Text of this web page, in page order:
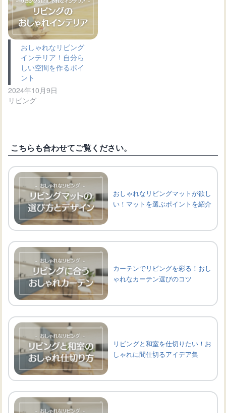
おしゃれなリビング
インテリア！自分ら
しい空間を作るポイ
ント
2024年10月9日
リビング
こちらも合わせてご覧ください。
おしゃれなリビングマットが欲し
い！マットを選ぶポイントを紹介
カーテンでリビングを彩る！おし
ゃれなカーテン選びのコツ
リビングと和室を仕切りたい！お
しゃれに間仕切るアイデア集